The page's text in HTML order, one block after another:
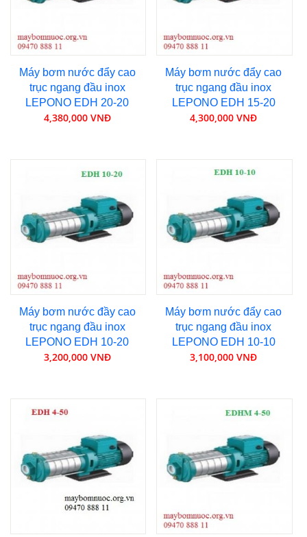
Máy bơm nước đẩy cao
trục ngang đầu inox
LEPONO EDH 20-20
4,380,000 VNĐ
Máy bơm nước đẩy cao
trục ngang đầu inox
LEPONO EDH 15-20
4,300,000 VNĐ
Máy bơm nước đầy cao
trục ngang đầu inox
LEPONO EDH 10-20
3,200,000 VNĐ
Máy bơm nước đẩy cao
trục ngang đầu inox
LEPONO EDH 10-10
3,100,000 VNĐ